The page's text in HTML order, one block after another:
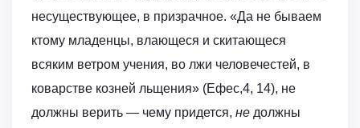
несуществующее, в призрачное. «Да не бываем
ктому младенцы, влающеся и скитающеся
всяким ветром учения, во лжи человечестей, в
коварстве козней льщения» (Ефес,4, 14), не
должны верить — чему придется, не должны